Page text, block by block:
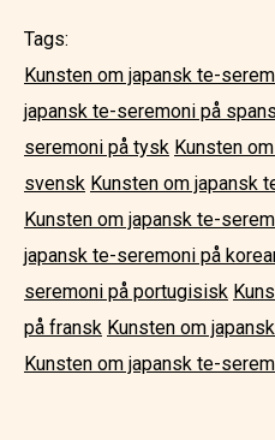
Tags:
Kunsten om japansk te-
japansk te-seremoni på
seremoni på tysk Kunsten
svensk Kunsten om japansk
Kunsten om japansk te-
japansk te-seremoni på
seremoni på portugisisk
på fransk Kunsten om
Kunsten om japansk te-